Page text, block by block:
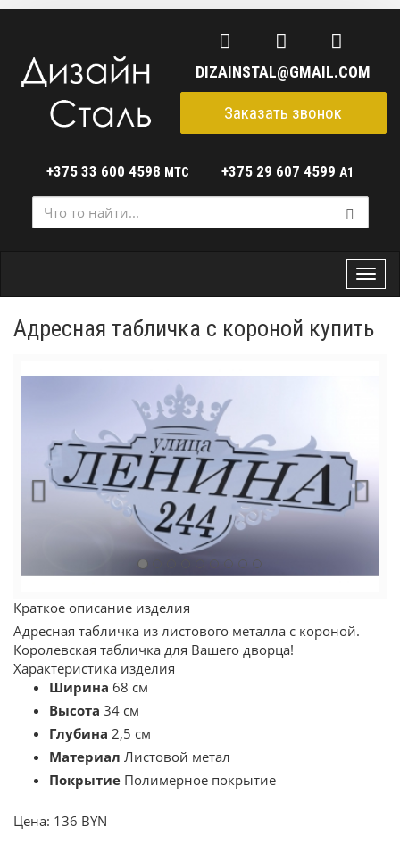
DIZAINSTAL@GMAIL.COM
Заказать звонок
+375 33 600 4598 МТС +375 29 607 4599A1
Адресная табличка с короной купить
Назад
Краткое описание изделия
Адресная табличка из листового металла с короной.
Королевская табличка для Вашего дворца!
Характеристика изделия
Ширина 68 см
Высота 34 см
Глубина 2,5 см
Материал Листовой метал
Покрытие Полимерное покрытие
Цена: 136 BYN